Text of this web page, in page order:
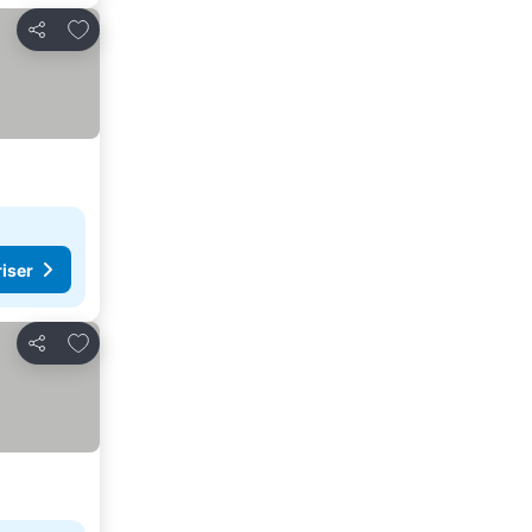
Dela
Lägg till i Mina Favoriter
Dela
Lägg till i Mina Favoriter